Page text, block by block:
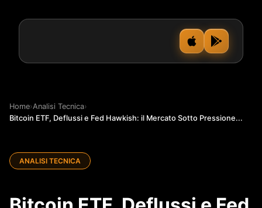
Home›Analisi Tecnica›
Bitcoin ETF, Deflussi e Fed Hawkish: il Mercato Sotto Pressione...
ANALISI TECNICA